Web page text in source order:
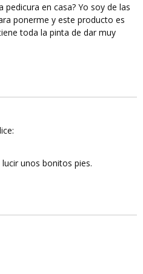
pedicura en casa? Yo soy de las
ponerme y este producto es
toda la pinta de dar muy
unos bonitos pies.